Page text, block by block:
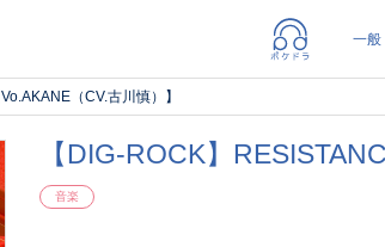
（CV.古川慎）】
【DIG-ROCK】
音楽